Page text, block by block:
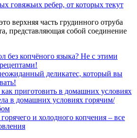
говяжьих ребер, от которых текут
верхняя часть грудинного отруба
представляющая собой соединение
без копчёного языка? Не с этими
деликатес, который вы
приготовить в домашних условиях
в домашних условиях горячим/
и холодного копчения – все